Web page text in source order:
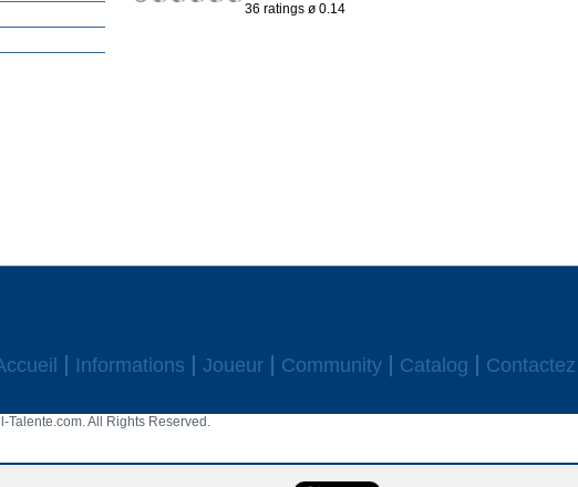
36 ratings ø 0.14
Informations Joueur Community Catalog Contactez
All Rights Reserved.